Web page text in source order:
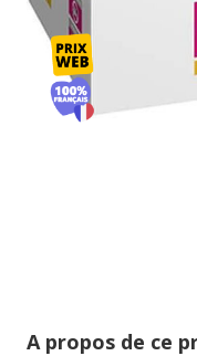
A propos de ce